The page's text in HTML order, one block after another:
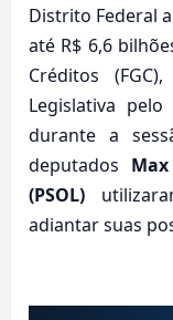
Distrito Federal
até R$ 6,6
Créditos
Legislativa
durante a
deputados
(PSOL)
adiantar suas